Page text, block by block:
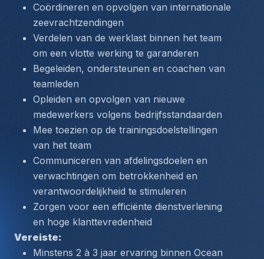
Coördineren en opvolgen van internationale
zeevrachtzendingen
Verdelen van de werklast binnen het team
om een vlotte werking te garanderen
Begeleiden, ondersteunen en coachen van
teamleden
Opleiden en opvolgen van nieuwe
medewerkers volgens bedrijfsstandaarden
Mee toezien op de trainingsdoelstellingen
van het team
Communiceren van afdelingsdoelen en
verwachtingen om betrokkenheid en
verantwoordelijkheid te stimuleren
Zorgen voor een efficiënte dienstverlening
en hoge klanttevredenheid
Vereiste:
Minstens 2 à 3 jaar ervaring binnen Ocean